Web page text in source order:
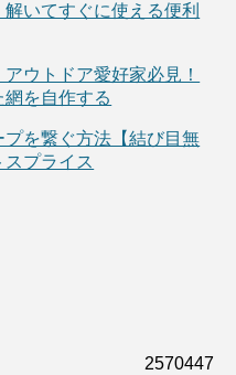
解いてすぐに使える便利
ウトドア愛好家必見！
網を自作する
プを繋ぐ方法【結び目無
スプライス
2570447